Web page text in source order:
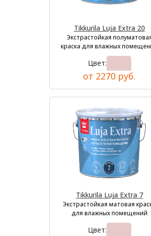
Tikkurila Luja Extra 20
Экстрастойкая
краска для влажных
Цвет:
от 2270 руб.
Tikkurila Luja Extra 7
Экстрастойкая матовая
для влажных помещений
Цвет: